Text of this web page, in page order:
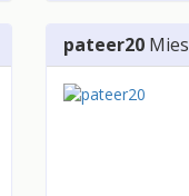
pateer20 Mies